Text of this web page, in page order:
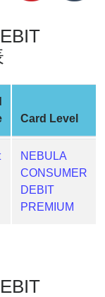
Card Level
NEBULA
CONSUMER
DEBIT
PREMIUM